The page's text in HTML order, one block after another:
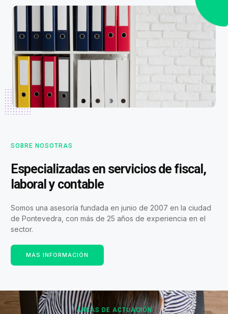
SOBRE NOSOTRAS
Especializadas en servicios de fiscal,
laboral y contable
Somos una asesoría fundada en junio de 2007 en la ciudad
de Pontevedra, con más de 25 años de experiencia en el
sector.
MÁS INFORMACIÓN
ÁREAS DE ACTUACIÓN